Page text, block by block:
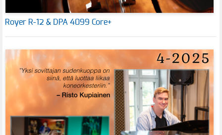
Royer R-12 & DPA 4099 Core+